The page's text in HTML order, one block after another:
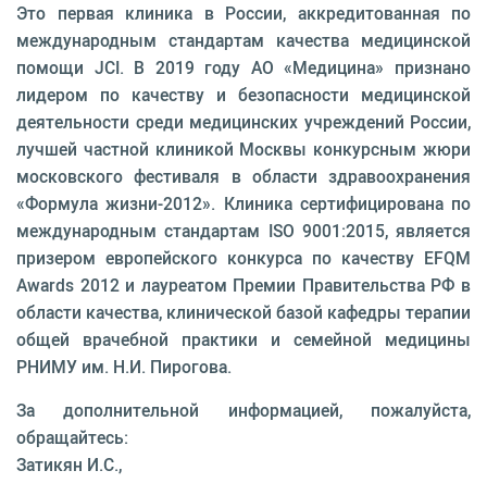
Это первая клиника в России, аккредитованная по
международным стандартам качества медицинской
помощи JCI. В 2019 году АО «Медицина» признано
лидером по качеству и безопасности медицинской
деятельности среди медицинских учреждений России,
лучшей частной клиникой Москвы конкурсным жюри
московского фестиваля в области здравоохранения
«Формула жизни-2012». Клиника сертифицирована по
международным стандартам ISO 9001:2015, является
призером европейского конкурса по качеству EFQM
Awards 2012 и лауреатом Премии Правительства РФ в
области качества, клинической базой кафедры терапии
общей врачебной практики и семейной медицины
РНИМУ им. Н.И. Пирогова.
За дополнительной информацией, пожалуйста,
обращайтесь:
Затикян И.С.,